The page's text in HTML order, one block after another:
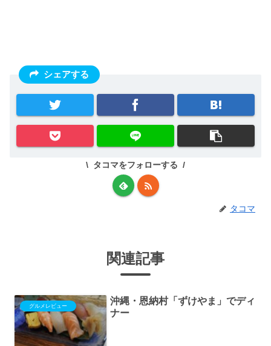
シェアする
タコマをフォローする
タコマ
関連記事
グルメレビュー
沖縄・恩納村「ずけやま」でディ
ナー